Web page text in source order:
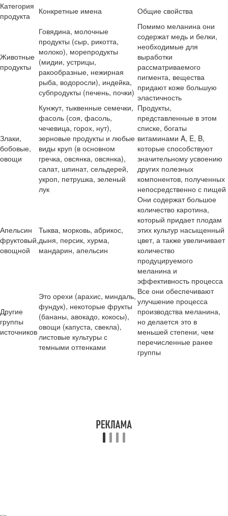
Категория
продукта
Конкретные имена Общие свойства
Животные
продукты
Говядина, молочные
продукты (сыр, рикотта,
молоко), морепродукты
(мидии, устрицы,
ракообразные, нежирная
рыба, водоросли), индейка,
субпродукты (печень, почки)
Помимо меланина они
содержат медь и белки,
необходимые для
выработки
рассматриваемого
пигмента, вещества
придают коже большую
эластичность
Злаки,
бобовые,
овощи
Кунжут, тыквенные семечки,
фасоль (соя, фасоль,
чечевица, горох, нут),
зерновые продукты и любые
виды круп (в основном
гречка, овсянка, овсянка),
салат, шпинат, сельдерей,
укроп, петрушка, зеленый
лук
Продукты,
представленные в этом
списке, богаты
витаминами A, E, B,
которые способствуют
значительному усвоению
других полезных
компонентов, полученных
непосредственно с пищей
Апельсин
фруктовый,
овощной
Тыква, морковь, абрикос,
дыня, персик, хурма,
мандарин, апельсин
Они содержат большое
количество каротина,
который придает плодам
этих культур насыщенный
цвет, а также увеличивает
количество
продуцируемого
меланина и
эффективность процесса
Другие
группы
источников
Это орехи (арахис, миндаль,
фундук), некоторые фрукты
(бананы, авокадо, кокосы),
овощи (капуста, свекла),
листовые культуры с
темными оттенками
Все они обеспечивают
улучшение процесса
производства меланина,
но делается это в
меньшей степени, чем
перечисленные ранее
группы